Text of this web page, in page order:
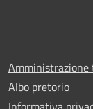
Albo pretorio